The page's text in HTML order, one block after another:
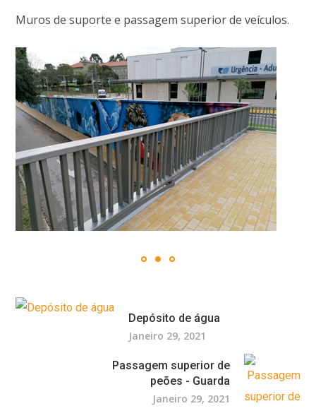
Muros de suporte e passagem superior de veículos.
Depósito de água
Janeiro 29, 2021
Passagem superior de
peões - Guarda
Janeiro 29, 2021